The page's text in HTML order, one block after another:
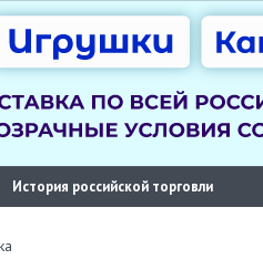
История российской торговли